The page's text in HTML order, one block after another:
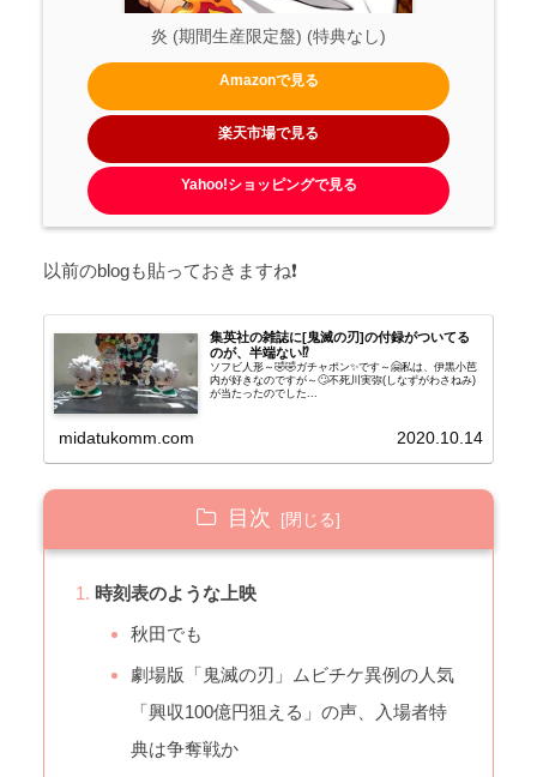
炎 (期間生産限定盤) (特典なし)
Amazonで見る
楽天市場で見る
Yahoo!ショッピングで見る
以前のblogも貼っておきますね❗
集英社の雑誌に[鬼滅の刃]の付録がついてる
のが、半端ない⁉️
ソフビ人形～🤣🤣ガチャポン✨です～🤗私は、伊黒小芭
内が好きなのですが～🙄不死川実弥(しなずがわさねみ)
が当たったのでした...
midatukomm.com 2020.10.14
目次
時刻表のような上映
秋田でも
劇場版「鬼滅の刃」ムビチケ異例の人気
「興収100億円狙える」の声、入場者特
典は争奪戦か